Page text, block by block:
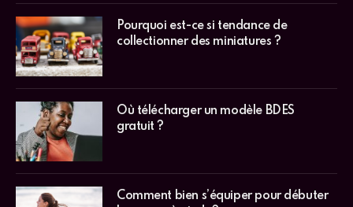
Pourquoi est-ce si tendance de
collectionner des miniatures ?
Où télécharger un modèle BDES
gratuit ?
Comment bien s’équiper pour débuter